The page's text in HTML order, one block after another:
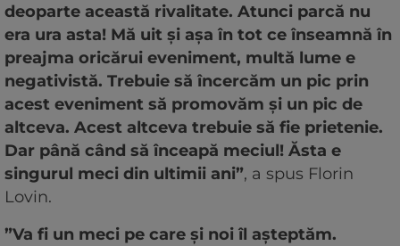
deoparte această rivalitate. Atunci parcă nu
era ura asta! Mă uit și așa în tot ce înseamnă în
preajma oricărui eveniment, multă lume e
negativistă. Trebuie să încercăm un pic prin
acest eveniment să promovăm și un pic de
altceva. Acest altceva trebuie să fie prietenie.
Dar până când să înceapă meciul! Ăsta e
singurul meci din ultimii ani”, a spus Florin
Lovin.
”Va fi un meci pe care și noi îl așteptăm.